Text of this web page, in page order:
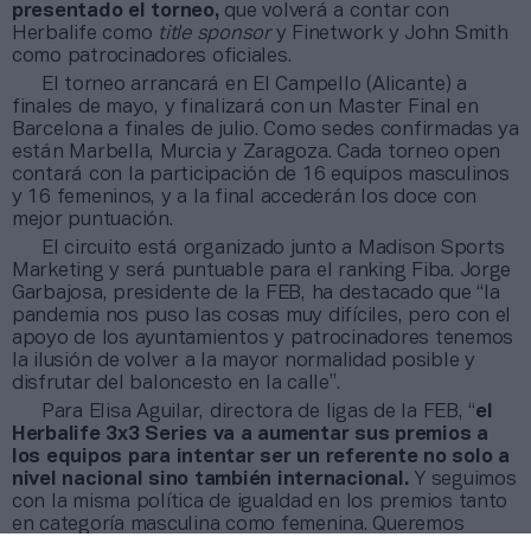
presentado el torneo, que volverá a contar con
Herbalife como title sponsory Finetwork y John Smith
como patrocinadores oficiales.
El torneo arrancará en El Campello (Alicante) a
finales de mayo, y finalizará con un Master Final en
Barcelona a finales de julio. Como sedes confirmadas ya
están Marbella, Murcia y Zaragoza. Cada torneo open
contará con la participación de 16 equipos masculinos
y 16 femeninos, y a la final accederán los doce con
mejor puntuación.
El circuito está organizado junto a Madison Sports
Marketing y será puntuable para el ranking Fiba. Jorge
Garbajosa, presidente de la FEB, ha destacado que “la
pandemia nos puso las cosas muy difíciles, pero con el
apoyo de los ayuntamientos y patrocinadores tenemos
la ilusión de volver a la mayor normalidad posible y
disfrutar del baloncesto en la calle”.
Para Elisa Aguilar, directora de ligas de la FEB, “el
Herbalife 3x3 Series va a aumentar sus premios a
los equipos para intentar ser un referente no solo a
nivel nacional sino también internacional. Y seguimos
con la misma política de igualdad en los premios tanto
en categoría masculina como femenina. Queremos